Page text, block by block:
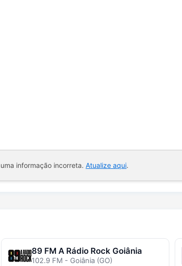
informação incorreta. Atualize aqui.
89 FM A Rádio Rock Goiânia
102.9 FM - Goiânia (GO)